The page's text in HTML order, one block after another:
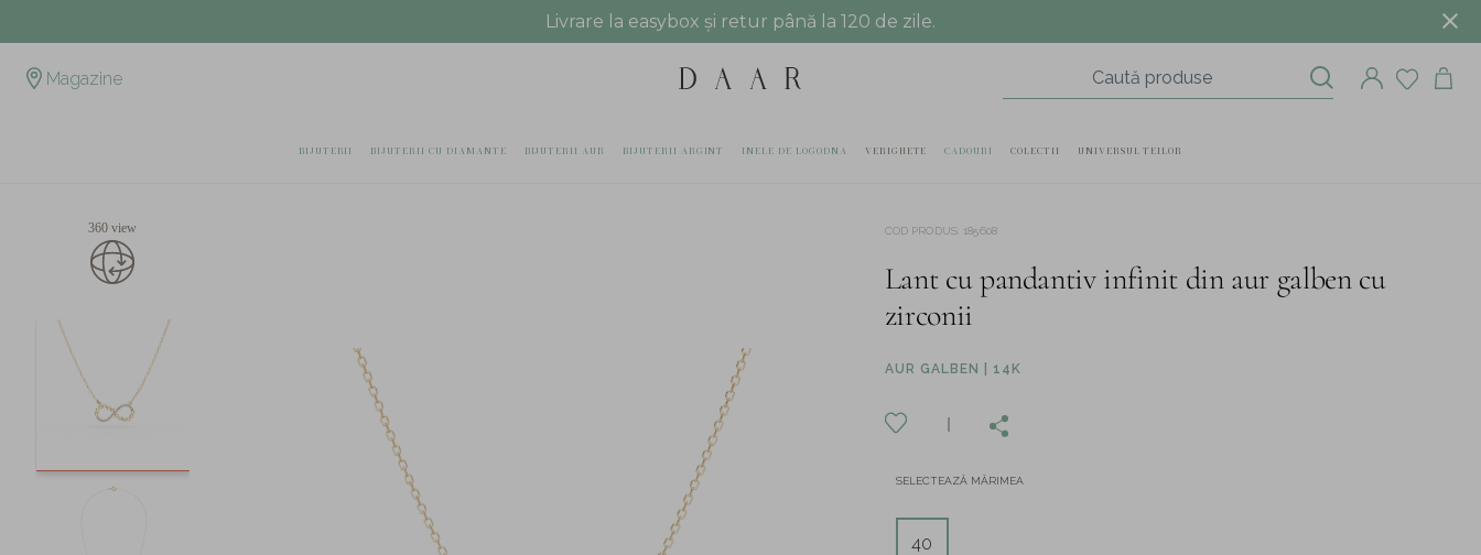
Livrare la easybox și retur până la 120 de zile.
Magazine
BIJUTERII BIJUTERII CU DIAMANTE BIJUTERII AUR BIJUTERII ARGINT INELE DE LOGODNA VERIGHETE CADOURI COLECTII UNIVERSUL TEILOR
360 view COD PRODUS: 185608
Lant cu pandantiv infinit din aur galben cu
zirconii
AUR GALBEN | 14K
SELECTEAZĂ MĂRIMEA
40